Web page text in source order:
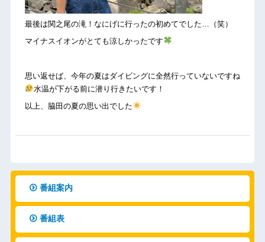
最後は関之尾の滝！なにげに行ったの初めてでした…（笑）
マイナスイオンがとても涼しかったです
思い返せば、今年の夏はダイビングに全然行っていないですね
水温が下がる前に潜り行きたいです！
以上、脇田の夏の思い出でした
番組案内
番組表